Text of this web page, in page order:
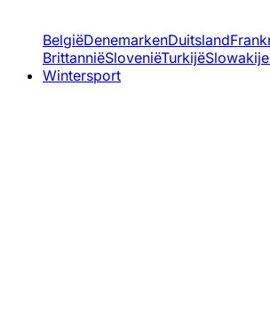
BelgiëDenemarkenDuitsland
BrittanniëSloveniëTurkijëSlowakije
Wintersport